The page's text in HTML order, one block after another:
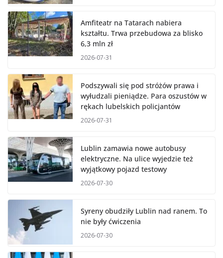
Amfiteatr na Tatarach nabiera
kształtu. Trwa przebudowa za blisko
6,3 mln zł
2026-07-31
Podszywali się pod stróżów prawa i
wyłudzali pieniądze. Para oszustów w
rękach lubelskich policjantów
2026-07-31
Lublin zamawia nowe autobusy
elektryczne. Na ulice wyjedzie też
wyjątkowy pojazd testowy
2026-07-30
Syreny obudziły Lublin nad ranem. To
nie były ćwiczenia
2026-07-30